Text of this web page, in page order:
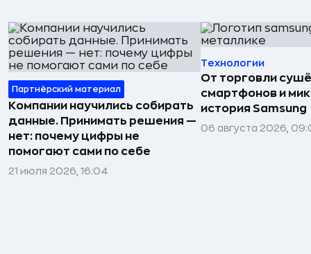
Партнёрский материал
Компании научились собирать
данные. Принимать решения —
нет: почему цифры не
помогают сами по себе
21 июля 2026, 16:04
Технологии
От торговли
смартфонов и
история Samsung
06 августа 2026,